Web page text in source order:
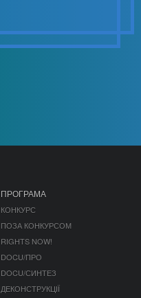
ПРОГРАМА
КОНКУРС
ПОЗА КОНКУРСОМ
RIGHTS NOW!
DOCU/ПРО
DOCU/СИНТЕЗ
ДЕКОНСТРУКЦІЇ